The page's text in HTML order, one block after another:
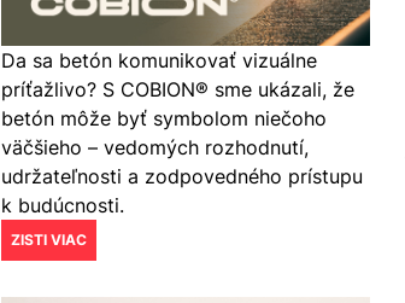
Da sa betón komunikovať vizuálne
príťažlivo? S COBION® sme ukázali, že
betón môže byť symbolom niečoho
väčšieho – vedomých rozhodnutí,
udržateľnosti a zodpovedného prístupu
k budúcnosti.
ZISTI VIAC